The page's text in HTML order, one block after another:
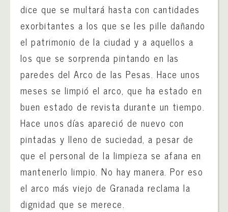
dice que se multará hasta con cantidades
exorbitantes a los que se les pille dañando
el patrimonio de la ciudad y a aquellos a
los que se sorprenda pintando en las
paredes del Arco de las Pesas. Hace unos
meses se limpió el arco, que ha estado en
buen estado de revista durante un tiempo.
Hace unos días apareció de nuevo con
pintadas y lleno de suciedad, a pesar de
que el personal de la limpieza se afana en
mantenerlo limpio. No hay manera. Por eso
el arco más viejo de Granada reclama la
dignidad que se merece.